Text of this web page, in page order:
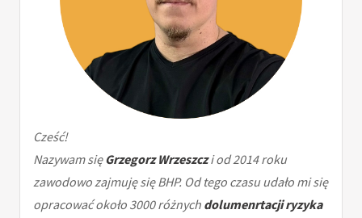
Cześć!
Nazywam sięGrzegorz Wrzeszczi od 2014 roku
zawodowo zajmuję się BHP. Od tego czasu udało mi się
opracować około 3000 różnych dolumenrtacji ryzyka